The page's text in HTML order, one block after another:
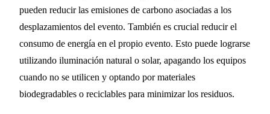
pueden reducir las emisiones de carbono asociadas a los
desplazamientos del evento. También es crucial reducir el
consumo de energía en el propio evento. Esto puede lograrse
utilizando iluminación natural o solar, apagando los equipos
cuando no se utilicen y optando por materiales
biodegradables o reciclables para minimizar los residuos.